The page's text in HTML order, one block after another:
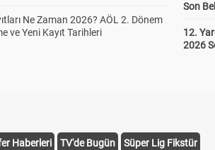
Ne Zaman 2026? AÖL 2. Dönem
ve Yeni Kayıt Tarihleri
Son
12.
2026
Haberleri TV'de Bugün Süper Lig Fikstür